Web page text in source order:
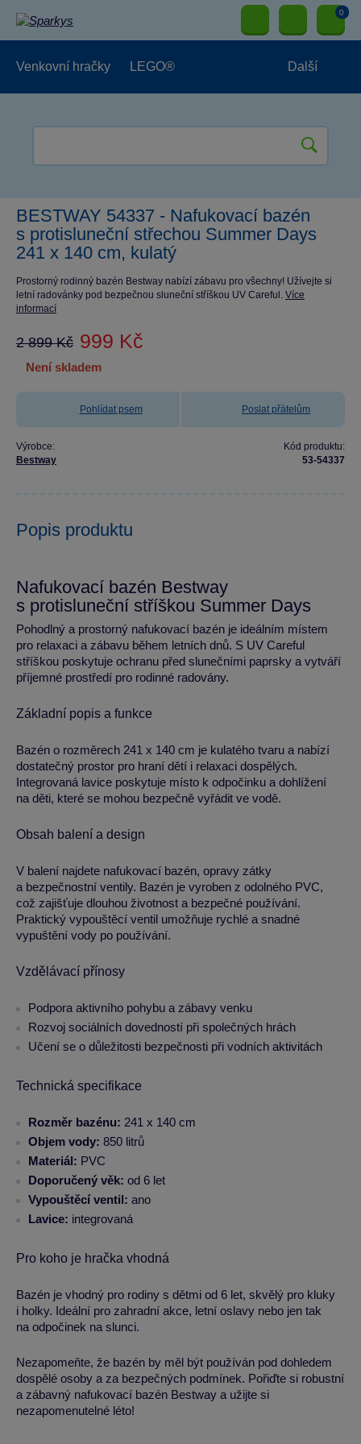
0
Venkovní hračky LEGO® Další
BESTWAY 54337 - Nafukovací bazén
s protisluneční střechou Summer Days
241 x 140 cm, kulatý
Prostorný rodinný bazén Bestway nabízí zábavu pro všechny! Užívejte si
letní radovánky pod bezpečnou sluneční stříškou UV Careful. Více
informací
2 899 Kč 999 Kč
není skladem
Pohlídat psem Poslat přátelům
Výrobce:
Bestway
Kód produktu:
53-54337
Popis produktu
Nafukovací bazén Bestway
s protisluneční stříškou Summer Days
Pohodlný a prostorný nafukovací bazén je ideálním místem
pro relaxaci a zábavu během letních dnů. S UV Careful
stříškou poskytuje ochranu před slunečními paprsky a vytváří
příjemné prostředí pro rodinné radovány.
Základní popis a funkce
Bazén o rozměrech 241 x 140 cm je kulatého tvaru a nabízí
dostatečný prostor pro hraní dětí i relaxaci dospělých.
Integrovaná lavice poskytuje místo k odpočinku a dohlížení
na děti, které se mohou bezpečně vyřádit ve vodě.
Obsah balení a design
V balení najdete nafukovací bazén, opravy zátky
a bezpečnostní ventily. Bazén je vyroben z odolného PVC,
což zajišťuje dlouhou životnost a bezpečné používání.
Praktický vypouštěcí ventil umožňuje rychlé a snadné
vypuštění vody po používání.
Vzdělávací přínosy
Podpora aktivního pohybu a zábavy venku
Rozvoj sociálních dovedností při společných hrách
Učení se o důležitosti bezpečnosti při vodních aktivitách
Technická specifikace
Rozměr bazénu: 241 x 140 cm
Objem vody: 850 litrů
Materiál: PVC
Doporučený věk: od 6 let
Vypouštěcí ventil: ano
Lavice: integrovaná
Pro koho je hračka vhodná
Bazén je vhodný pro rodiny s dětmi od 6 let, skvělý pro kluky
i holky. Ideální pro zahradní akce, letní oslavy nebo jen tak
na odpočinek na slunci.
Nezapomeňte, že bazén by měl být používán pod dohledem
dospělé osoby a za bezpečných podmínek. Pořiďte si robustní
a zábavný nafukovací bazén Bestway a užijte si
nezapomenutelné léto!